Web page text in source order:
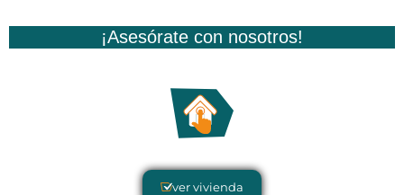
¡Asesórate con nosotros!
ver vivienda